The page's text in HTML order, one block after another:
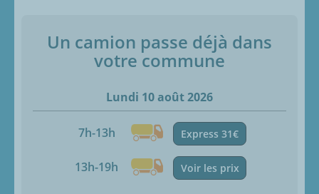
Un camion passe déjà dans
votre commune
Lundi 10 août 2026
7h-13h Express 31€
13h-19h Voir les prix